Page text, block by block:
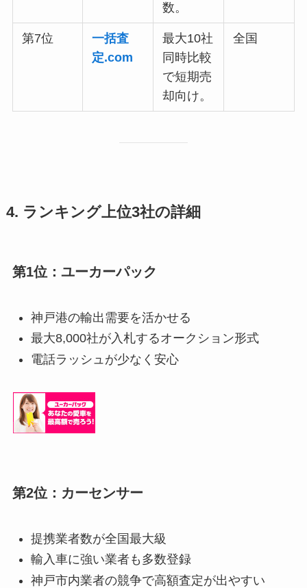
数。
第7位
一括査
定.com
最大10社
同時比較
で短期売
却向け。
全国
4. ランキング上位3社の詳細
第1位：ユーカーパック
神戸港の輸出需要を活かせる
最大8,000社が入札するオークション形式
電話ラッシュが少なく安心
第2位：カーセンサー
提携業者数が全国最大級
輸入車に強い業者も多数登録
神戸市内業者の競争で高額査定が出やすい